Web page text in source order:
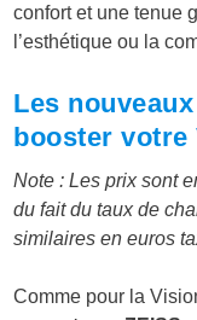
confort et une tenue
l’esthétique ou la
Les
booster votre
Note : Les prix sont
du fait du taux de
similaires en euros
Comme pour la